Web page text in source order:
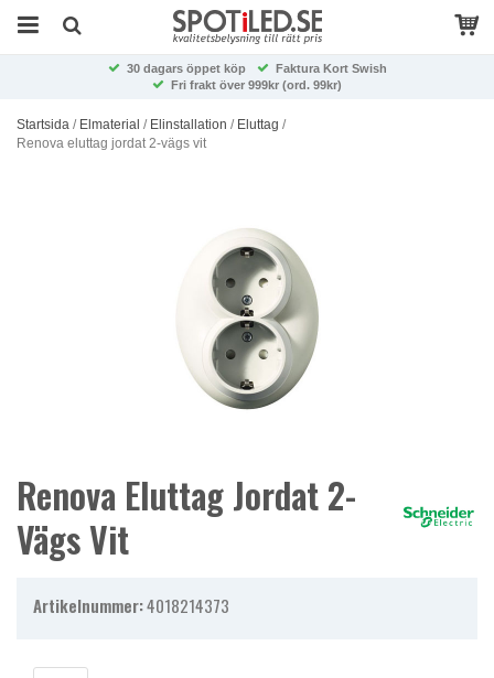
30 dagars öppet köp
Faktura Kort Swish
Fri frakt över 999kr (ord. 99kr)
Startsida / Elmaterial / Elinstallation / Eluttag /
Renova eluttag jordat 2-vägs vit
Renova Eluttag Jordat 2-
Vägs Vit
Artikelnummer:4018214373